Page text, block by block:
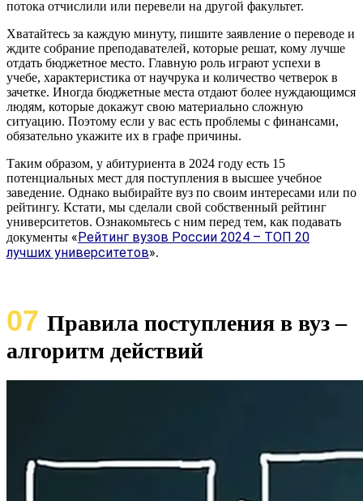
потока отчислили или перевели на другой факультет.
Хватайтесь за каждую минуту, пишите заявление о переводе и
ждите собрание преподавателей, которые решат, кому лучше
отдать бюджетное место. Главную роль играют успехи в
учебе, характеристика от научрука и количество четверок в
зачетке. Иногда бюджетные места отдают более нуждающимся
людям, которые докажут свою материально сложную
ситуацию. Поэтому если у вас есть проблемы с финансами,
обязательно укажите их в графе причины.
Таким образом, у абитуриента в 2024 году есть 15
потенциальных мест для поступления в высшее учебное
заведение. Однако выбирайте вуз по своим интересами или по
рейтингу. Кстати, мы сделали свой собственный рейтинг
университетов. Ознакомьтесь с ним перед тем, как подавать
документы «Рейтинг вузов России 2024 – ТОП 20
лучших университетов».
07 Правила поступления в вуз –
алгоритм действий